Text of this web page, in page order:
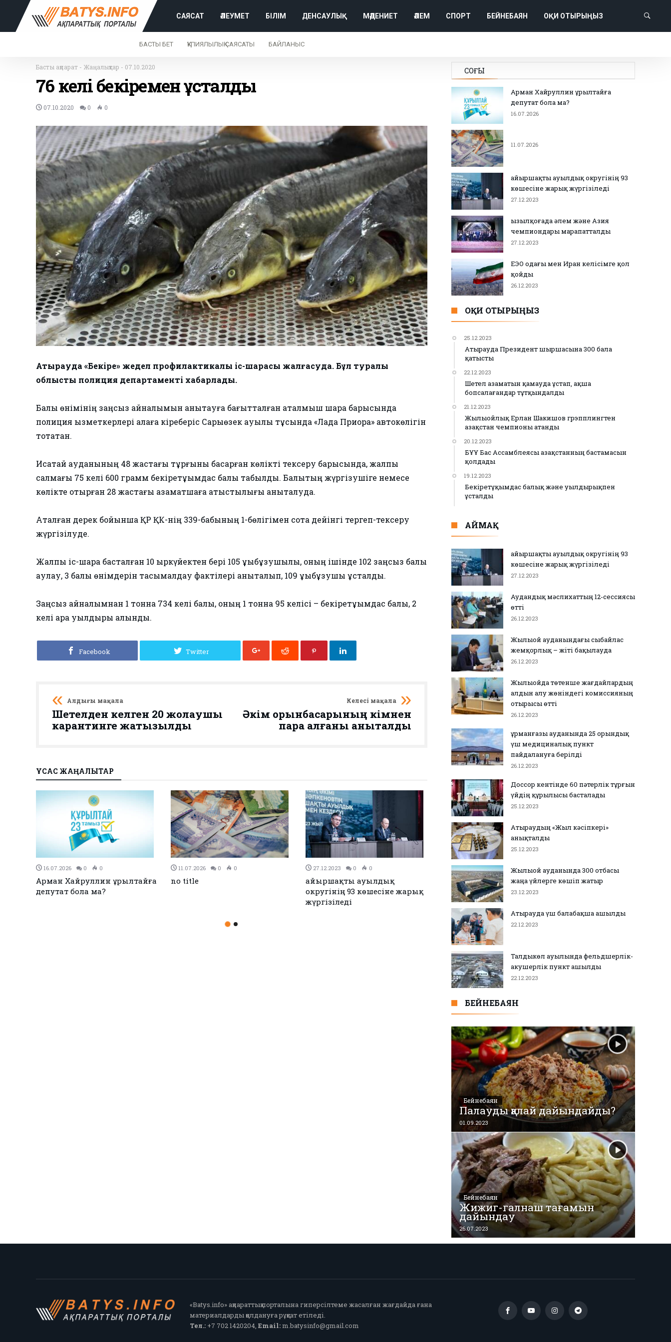
САЯСАТ ӘЛЕУМЕТ БІЛІМ ДЕНСАУЛЫҚ МӘДЕНИЕТ ӘЛЕМ СПОРТ БЕЙНЕБАЯН ОҚИ ОТЫРЫҢЫЗ
БАСТЫ БЕТ ҚҰПИЯЛЫЛЫҚ САЯСАТЫ БАЙЛАНЫС
Басты ақпарат - Жаңалықтар - 07.10.2020
76 келі бекіремен ұсталды
07.10.2020 0 0
Атырауда «Бекіре» жедел профилактикалық іс-шарасы жалғасуда. Бұл туралы
облыстық полиция департаменті хабарлады.
Балық өнімініӊ заӊсыз айналымын анықтауға бағытталған аталмыш шара барысында
полиция қызметкерлері қалаға кіреберіс Сарыөзек ауылы тұсында «Лада Приора» автокөлігін
тоқтатқан.
Исатай ауданының 48 жастағы тұрғыны басқарған көлікті тексеру барысында, жалпы
салмағы 75 келі 600 грамм бекіретұқымдас балық табылды. Балықтың жүргізушіге немесе
көлікте отырған 28 жастағы азаматшаға қатыстылығы анықталуда.
Аталған дерек бойынша ҚР ҚК-нің 339-бабының 1-бөлігімен сотқа дейінгі тергеп-тексеру
жүргізілуде.
Жалпы іс-шара басталған 10 қыркүйектен бері 105 құқықбұзушылық, оныӊ ішінде 102 заӊсыз балық
аулау, 3 балық өнімдерін тасымалдау фактілері анықталып, 109 құқықбұзушы ұсталды.
Заңсыз айналымнан 1 тонна 734 келі балық, оныӊ 1 тонна 95 келісі – бекіретұқымдас балық, 2
келі қара уылдырық алынды.
Facebook Twitter
Алдыңғы мақала
Шетелден келген 20 жолаушы
карантинге жатқызылды
Келесі мақала
Әкім орынбасарының кімнен
пара алғаны анықталды
ҰҚСАС ЖАҢАЛЫҚТАР
27.12.2023 0 0
Қызылқоғада әлем және Азия
чемпиондары марапатталды
26.12.2023 0 0
ЕЭО одағы мен Иран келісімге
26.12.2023 0 0
Аудандық мәслихаттың 12-
сессиясы өтті
СОҢҒЫ
Арман Хайруллин Құрылтайға
депутат бола ма?
16.07.2026
11.07.2026
Қайыршақты ауылдық округінің 93
көшесіне жарық жүргізіледі
27.12.2023
Қызылқоғада әлем және Азия
чемпиондары марапатталды
27.12.2023
ЕЭО одағы мен Иран келісімге қол
қойды
26.12.2023
ОҚИ ОТЫРЫҢЫЗ
25.12.2023
Атырауда Президент шыршасына 300 бала
қатысты
22.12.2023
Шетел азаматын қамауда ұстап, ақша
бопсалағандар тұтқындалды
21.12.2023
Жылыойлық Ерлан Шакишов грэпплингтен
Қазақстан чемпионы атанды
20.12.2023
БҰҰ Бас Ассамблеясы Қазақстанның бастамасын
қолдады
19.12.2023
Бекіретұқымдас балық және уылдырықпен
ұсталды
АЙМАҚ
Қайыршақты ауылдық округінің 93
көшесіне жарық жүргізіледі
27.12.2023
Аудандық мәслихаттың 12-сессиясы
өтті
26.12.2023
Жылыой ауданындағы сыбайлас
жемқорлық – жіті бақылауда
26.12.2023
Жылыойда төтенше жағдайлардың
алдын алу жөніндегі комиссияның
отырысы өтті
26.12.2023
Құрманғазы ауданында 25 орындық
үш медициналық пункт
пайдалануға берілді
26.12.2023
Доссор кентінде 60 пәтерлік тұрғын
үйдің құрылысы басталады
25.12.2023
Атыраудың «Жыл кәсіпкері»
анықталды
25.12.2023
Жылыой ауданында 300 отбасы
жаңа үйлерге көшіп жатыр
23.12.2023
Атырауда үш балабақша ашылды
22.12.2023
Талдыкөл ауылында фельдшерлік-
акушерлік пункт ашылды
22.12.2023
БЕЙНЕБАЯН
Бейнебаян
Палауды қалай дайындайды?
01.09.2023
Бейнебаян
Жижиг-галнаш тағамын
дайындау
26.07.2023
«Batys.info» ақпараттық порталына гиперсілтеме жасалған жағдайда ғана
материалдарды қолдануға рұқсат етіледі.
Тел.:+7 702 1420204, Email:m.batysinfo@gmail.com